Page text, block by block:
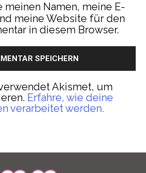
meinen Namen, meine E-
meine Website für den
in diesem Browser.
Akismet, um
Erfahre, wie deine
verarbeitet werden.